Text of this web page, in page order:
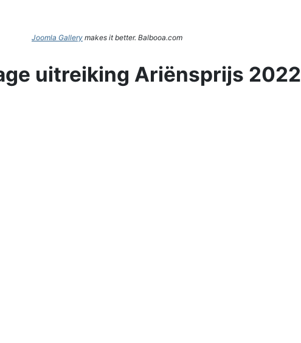
Joomla Gallery makes it better. Balbooa.com
uitreiking Ariënsprijs 2022